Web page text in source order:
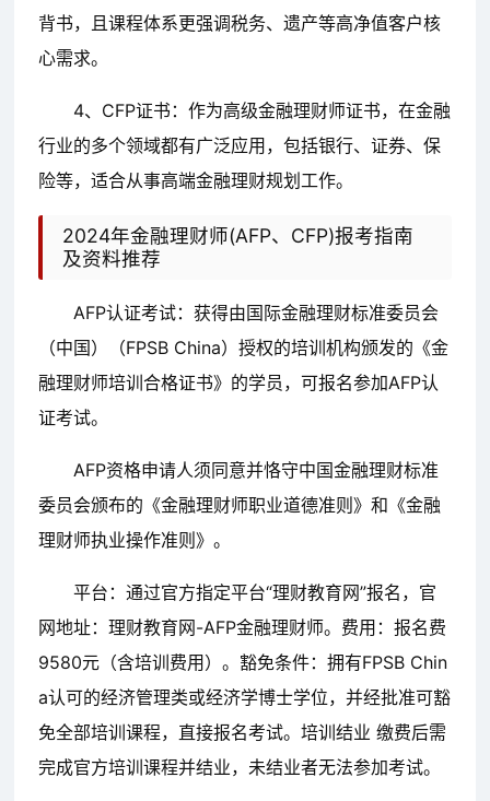
背书，且课程体系更强调税务、遗产等高净值客户核
心需求。
4、CFP证书：作为高级金融理财师证书，在金融
行业的多个领域都有广泛应用，包括银行、证券、保
险等，适合从事高端金融理财规划工作。
2024年金融理财师(AFP、CFP)报考指南
及资料推荐
AFP认证考试：获得由国际金融理财标准委员会
（中国）（FPSB China）授权的培训机构颁发的《金
融理财师培训合格证书》的学员，可报名参加AFP认
证考试。
AFP资格申请人须同意并恪守中国金融理财标准
委员会颁布的《金融理财师职业道德准则》和《金融
理财师执业操作准则》。
平台：通过官方指定平台“理财教育网”报名，官
网地址：理财教育网-AFP金融理财师。费用：报名费
9580元（含培训费用）。豁免条件：拥有FPSB Chin
a认可的经济管理类或经济学博士学位，并经批准可豁
免全部培训课程，直接报名考试。培训结业 缴费后需
完成官方培训课程并结业，未结业者无法参加考试。